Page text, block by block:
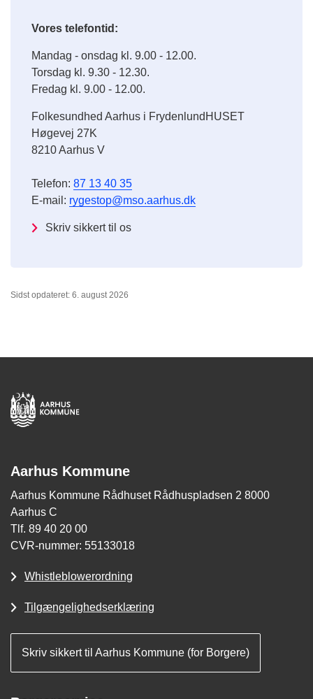
Vores telefontid:
Mandag - onsdag kl. 9.00 - 12.00.
Torsdag kl. 9.30 - 12.30.
Fredag kl. 9.00 - 12.00.
Folkesundhed Aarhus i FrydenlundHUSET
Høgevej 27K
8210 Aarhus V
Telefon: 87 13 40 35
E-mail: rygestop@mso.aarhus.dk
Skriv sikkert til os
Sidst opdateret: 6. august 2026
Aarhus Kommune
Aarhus Kommune Rådhuset Rådhuspladsen 2 8000
Aarhus C
Tlf. 89 40 20 00
CVR-nummer: 55133018
Whistleblowerordning
Tilgængelighedserklæring
Skriv sikkert til Aarhus Kommune (for Borgere)